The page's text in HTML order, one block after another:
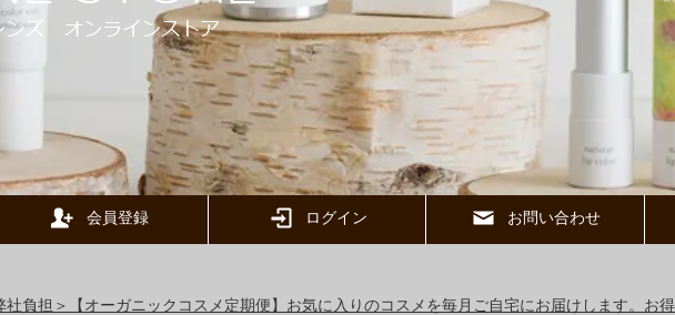
会員登録 ログイン お問い合わせ
社負担＞【オーガニックコスメ定期便】お気に入りのコスメを毎月ご自宅にお届けします。お